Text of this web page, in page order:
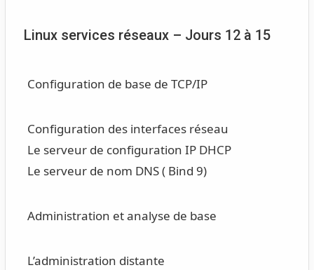
Linux services réseaux – Jours 12 à 15
Configuration de base de TCP/IP
Configuration des interfaces réseau
Le serveur de configuration IP DHCP
Le serveur de nom DNS ( Bind 9)
Administration et analyse de base
L’administration distante